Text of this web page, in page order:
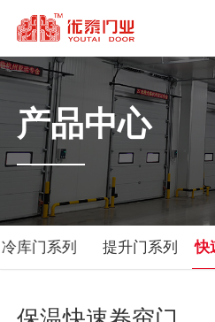
产品中心
冷库门系列 提升门系列 快